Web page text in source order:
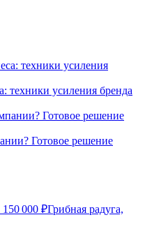
техники усиления бренда
Готовое решение
150 000 ₽Грибная радуга,